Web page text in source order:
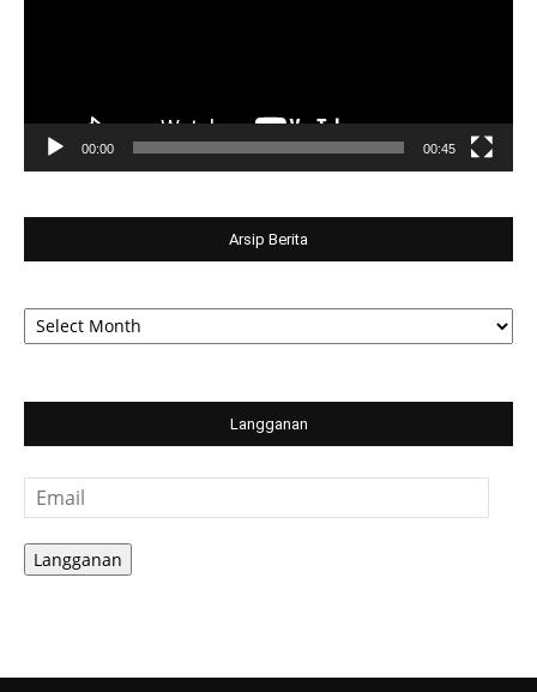
00:00 00:45
Arsip Berita
Arsip
Berita
Langganan
Email
Langganan